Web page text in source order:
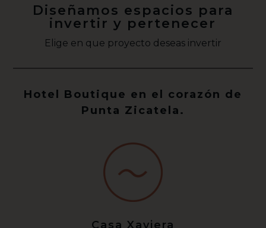
Diseñamos espacios para
invertir y pertenecer
Elige en que proyecto deseas invertir
Hotel Boutique en el corazón de
Punta Zicatela.
Casa Xaviera